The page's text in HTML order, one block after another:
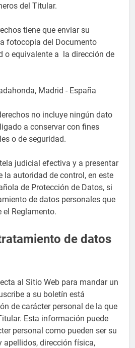
del Titular.
tiene que enviar su
fotocopia del Documento
o equivalente a la dirección de
Madrid - España
no incluye ningún dato
a conservar con fines
o de seguridad.
judicial efectiva y a presentar
la autoridad de control, en este
de Protección de Datos, si
de datos personales que
el Reglamento.
de datos
al Sitio Web para mandar un
a su boletín está
de carácter personal de la que
Esta información puede
personal como pueden ser su
apellidos, dirección física,